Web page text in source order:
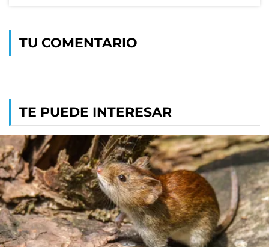
TU COMENTARIO
TE PUEDE INTERESAR